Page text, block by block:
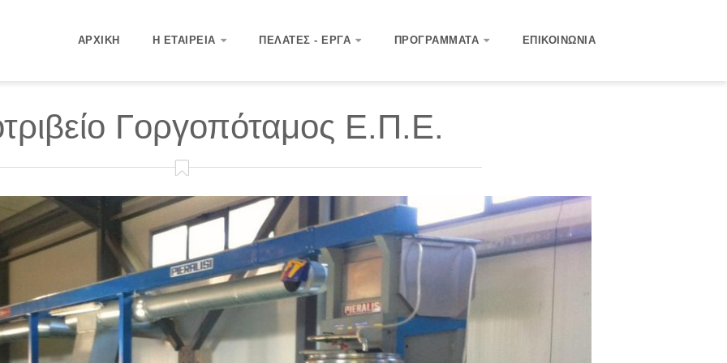
ΑΡΧΙΚΉ Η ΕΤΑΙΡΕΊΑ ΠΕΛΆΤΕΣ - ΈΡΓΑ ΠΡΟΓΡΆΜΜΑΤΑ ΕΠΙΚΟΙΝΩΝΊΑ
Γοργοπόταμος Ε.Π.Ε.